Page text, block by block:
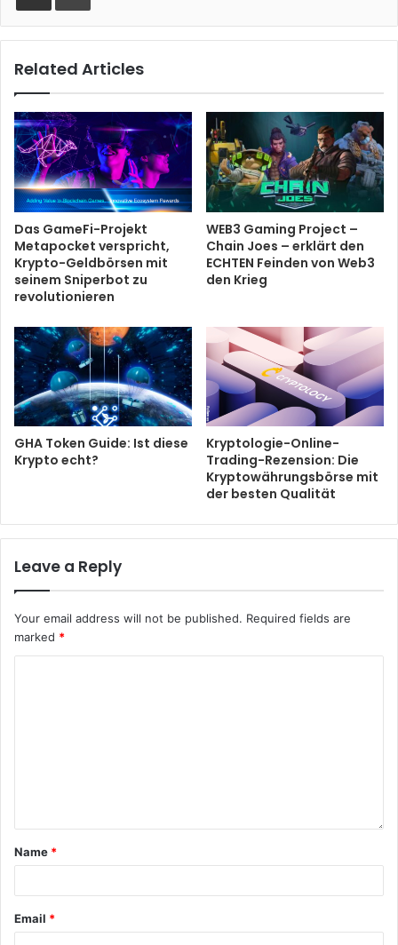
Related Articles
Das GameFi-Projekt
Metapocket verspricht,
Krypto-Geldbörsen mit
seinem Sniperbot zu
revolutionieren
WEB3 Gaming Project –
Chain Joes – erklärt den
ECHTEN Feinden von Web3
den Krieg
GHA Token Guide: Ist diese
Krypto echt?
Kryptologie-Online-
Trading-Rezension: Die
Kryptowährungsbörse mit
der besten Qualität
Leave a Reply
Your email address will not be published. Required fields are
marked *
Name *
Email *